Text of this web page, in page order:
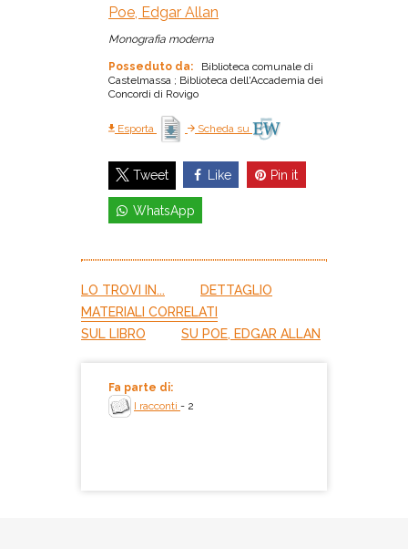
Poe, Edgar Allan
Monografia moderna
Posseduto da:
Biblioteca comunale di
Castelmassa ; Biblioteca dell'Accademia dei
Concordi di Rovigo
Esporta Scheda su
Tweet Like Pin it
WhatsApp
LO TROVI IN...
DETTAGLIO
MATERIALI CORRELATI
SUL LIBRO
SU POE, EDGAR ALLAN
Fa parte di:
I racconti - 2